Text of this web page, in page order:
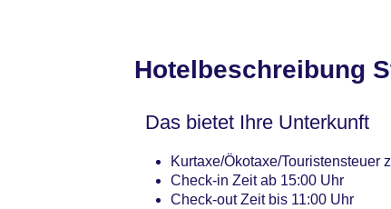
Hotelbeschreibung
Das bietet Ihre Unterkunft
Kurtaxe/Ökotaxe/Touristensteuer
Check-in Zeit ab 15:00 Uhr
Check-out Zeit bis 11:00 Uhr